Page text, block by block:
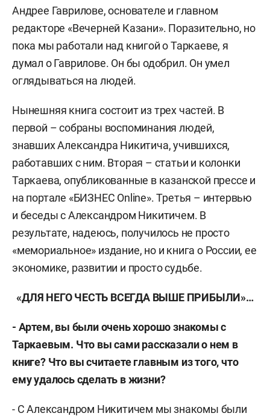
Андрее Гаврилове, основателе и главном
редакторе «Вечерней Казани». Поразительно, но
пока мы работали над книгой о Таркаеве, я
думал о Гаврилове. Он бы одобрил. Он умел
оглядываться на людей.
Нынешняя книга состоит из трех частей. В
первой – собраны воспоминания людей,
знавших Александра Никитича, учившихся,
работавших с ним. Вторая – статьи и колонки
Таркаева, опубликованные в казанской прессе и
на портале «БИЗНЕС Online». Третья – интервью
и беседы с Александром Никитичем. В
результате, надеюсь, получилось не просто
«мемориальное» издание, но и книга о России, ее
экономике, развитии и просто судьбе.
«ДЛЯ НЕГО ЧЕСТЬ ВСЕГДА ВЫШЕ ПРИБЫЛИ»…
- Артем, вы были очень хорошо знакомы с
Таркаевым. Что вы сами рассказали о нем в
книге? Что вы считаете главным из того, что
ему удалось сделать в жизни?
- С Александром Никитичем мы знакомы были